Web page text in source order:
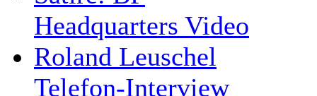
Headquarters Video
Roland Leuschel
Telefon-Interview